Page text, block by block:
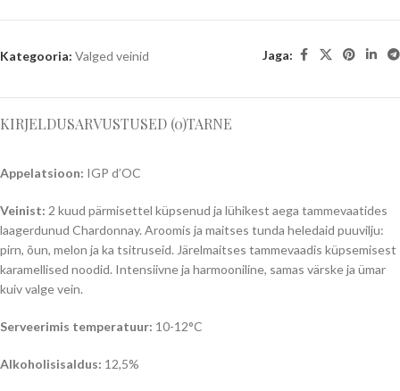
Kategooria: Valged veinid Jaga:
KIRJELDUSARVUSTUSED (0)TARNE
Appelatsioon: IGP d’OC
Veinist: 2 kuud pärmisettel küpsenud ja lühikest aega tammevaatides
laagerdunud Chardonnay. Aroomis ja maitses tunda heledaid puuvilju:
pirn, õun, melon ja ka tsitruseid. Järelmaitses tammevaadis küpsemisest
karamellised noodid. Intensiivne ja harmooniline, samas värske ja ümar
kuiv valge vein.
Serveerimis temperatuur: 10-12°C
Alkoholisisaldus: 12,5%